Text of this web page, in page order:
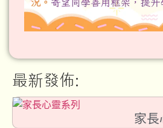
最新發佈:
家長